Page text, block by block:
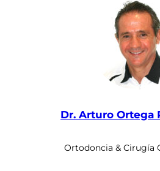
Dr. Arturo Ortega
Ortodoncia & Cirugía